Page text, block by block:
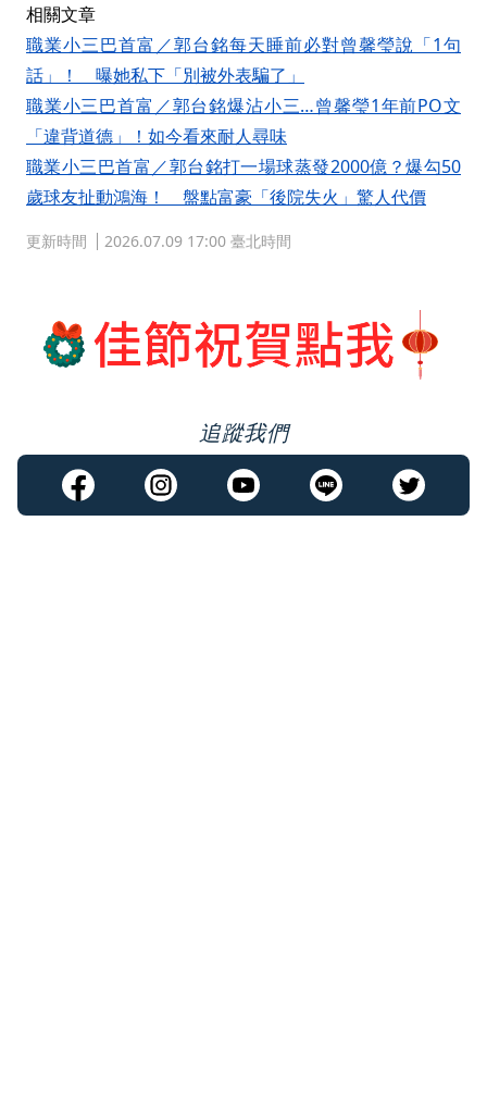
相關文章
職業小三巴首富／郭台銘每天睡前必對曾馨瑩說「1句
話」！ 曝她私下「別被外表騙了」
職業小三巴首富／郭台銘爆沾小三…曾馨瑩1年前PO文
「違背道德」！如今看來耐人尋味
職業小三巴首富／郭台銘打一場球蒸發2000億？爆勾50
歲球友扯動鴻海！ 盤點富豪「後院失火」驚人代價
更新時間 2026.07.09 17:00 臺北時間
追蹤我們